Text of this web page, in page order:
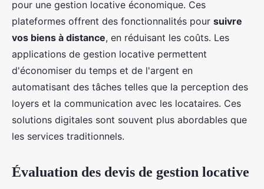
pour une gestion locative économique. Ces
plateformes offrent des fonctionnalités pour suivre
vos biens à distance, en réduisant les coûts. Les
applications de gestion locative permettent
d'économiser du temps et de l'argent en
automatisant des tâches telles que la perception des
loyers et la communication avec les locataires. Ces
solutions digitales sont souvent plus abordables que
les services traditionnels.
Évaluation des devis de gestion locative